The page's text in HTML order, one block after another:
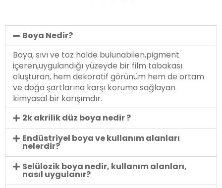
Boya Nedir?
Boya, sıvı ve toz halde bulunabilen,pigment
içeren,uygulandığı yüzeyde bir film tabakası
oluşturan, hem dekoratif görünüm hem de ortam
ve doğa şartlarına karşı koruma sağlayan
kimyasal bir karışımdır.
2k akrilik düz boya nedir ?
Endüstriyel boya ve kullanım alanları
nelerdir?
Selülozik boya nedir, kullanım alanları,
nasıl uygulanır?